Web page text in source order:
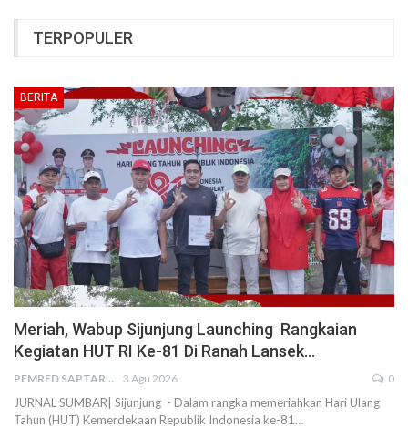
TERPOPULER
BERITA
Meriah, Wabup Sijunjung Launching Rangkaian
Kegiatan HUT RI Ke-81 Di Ranah Lansek…
PEMRED SAPTARIUS 3 Agu 2026 0
JURNAL SUMBAR| Sijunjung - Dalam rangka memeriahkan Hari Ulang
Tahun (HUT) Kemerdekaan Republik Indonesia ke-81…